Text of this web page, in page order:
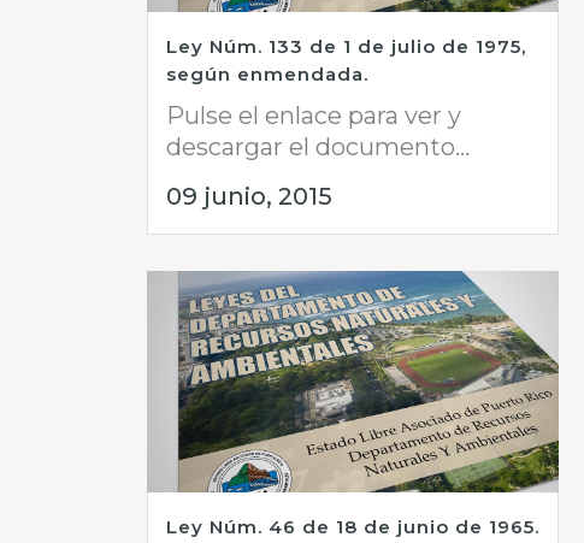
Ley Núm. 133 de 1 de julio de 1975,
según enmendada.
Pulse el enlace para ver y
descargar el documento...
09 junio, 2015
Ley Núm. 46 de 18 de junio de 1965.